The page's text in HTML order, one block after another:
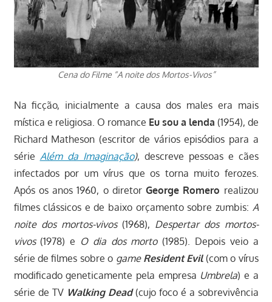
Cena do Filme “A noite dos Mortos-Vivos”
Na ficção, inicialmente a causa dos males era mais
mística e religiosa. O romance Eu sou a lenda (1954), de
Richard Matheson (escritor de vários episódios para a
série Além da Imaginação), descreve pessoas e cães
infectados por um vírus que os torna muito ferozes.
Após os anos 1960, o diretor George Romero realizou
filmes clássicos e de baixo orçamento sobre zumbis: A
noite dos mortos-vivos(1968), Despertar dos mortos-
vivos(1978) e O dia dos morto(1985). Depois veio a
série de filmes sobre o game Resident Evil (com o vírus
modificado geneticamente pela empresa Umbrela) e a
série de TV Walking Dead(cujo foco é a sobrevivência